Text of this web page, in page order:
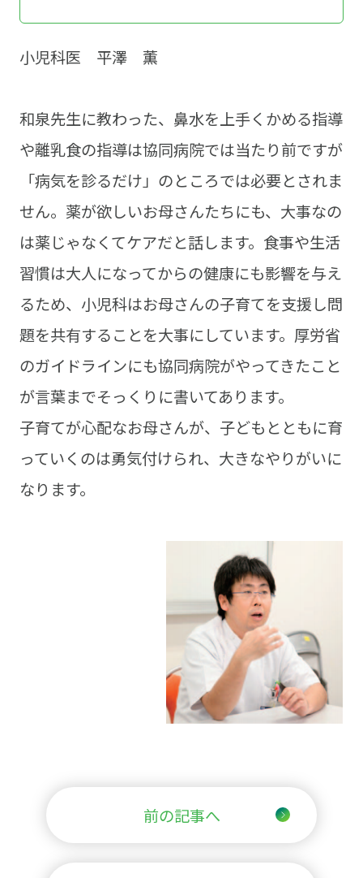
小児科医 平澤 薫
和泉先生に教わった、鼻水を上手くかめる指導
や離乳食の指導は協同病院では当たり前ですが
「病気を診るだけ」のところでは必要とされま
せん。薬が欲しいお母さんたちにも、大事なの
は薬じゃなくてケアだと話します。食事や生活
習慣は大人になってからの健康にも影響を与え
るため、小児科はお母さんの子育てを支援し問
題を共有することを大事にしています。厚労省
のガイドラインにも協同病院がやってきたこと
が言葉までそっくりに書いてあります。
子育てが心配なお母さんが、子どもとともに育
っていくのは勇気付けられ、大きなやりがいに
なります。
前の記事へ